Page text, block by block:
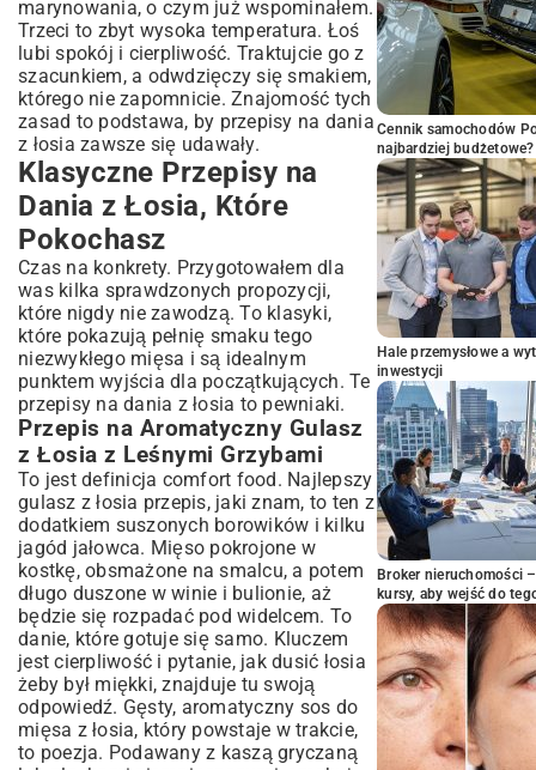
marynowania, o czym już wspominałem.
Trzeci to zbyt wysoka temperatura. Łoś
lubi spokój i cierpliwość. Traktujcie go z
szacunkiem, a odwdzięczy się smakiem,
którego nie zapomnicie. Znajomość tych
zasad to podstawa, by przepisy na dania
z łosia zawsze się udawały.
Klasyczne Przepisy na
Dania z Łosia, Które
Pokochasz
Czas na konkrety. Przygotowałem dla
was kilka sprawdzonych propozycji,
które nigdy nie zawodzą. To klasyki,
które pokazują pełnię smaku tego
niezwykłego mięsa i są idealnym
punktem wyjścia dla początkujących. Te
przepisy na dania z łosia to pewniaki.
Przepis na Aromatyczny Gulasz
z Łosia z Leśnymi Grzybami
To jest definicja comfort food. Najlepszy
gulasz z łosia przepis, jaki znam, to ten z
dodatkiem suszonych borowików i kilku
jagód jałowca. Mięso pokrojone w
kostkę, obsmażone na smalcu, a potem
długo duszone w winie i bulionie, aż
będzie się rozpadać pod widelcem. To
danie, które gotuje się samo. Kluczem
jest cierpliwość i pytanie, jak dusić łosia
żeby był miękki, znajduje tu swoją
odpowiedź. Gęsty, aromatyczny sos do
mięsa z łosia, który powstaje w trakcie,
to poezja. Podawany z kaszą gryczaną
Cennik samochodów
najbardziej budżetowe?
Hale przemysłowe a
inwestycji
Broker nieruchomości
kursy, aby wejść do